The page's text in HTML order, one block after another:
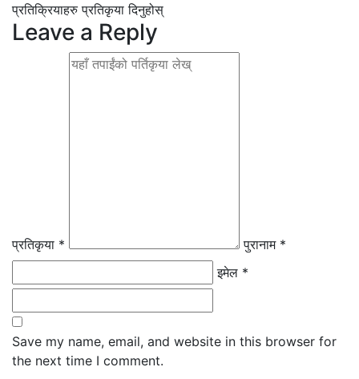
प्रतिक्रियाहरुप्रतिकृया दिनुहोस्
Leave a Reply
प्रतिकृया *
पुरानाम *
इमेल *
Save my name, email, and website in this browser for
the next time I comment.